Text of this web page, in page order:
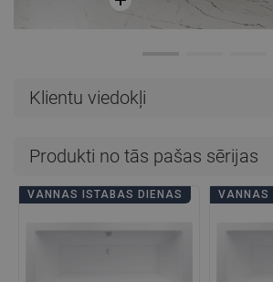
Klientu viedokļi
Produkti no tās pašas sērijas
VANNAS ISTABAS DIENAS VANNAS